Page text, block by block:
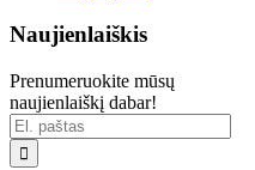
Naujienlaiškis
Prenumeruokite mūsų
naujienlaiškį dabar!
